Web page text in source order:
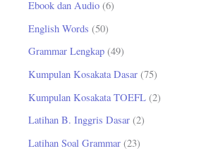
Ebook dan Audio (6)
English Words (50)
Grammar Lengkap (49)
Kumpulan Kosakata Dasar (75)
Kumpulan Kosakata TOEFL (2)
Latihan B. Inggris Dasar (2)
Latihan Soal Grammar (23)